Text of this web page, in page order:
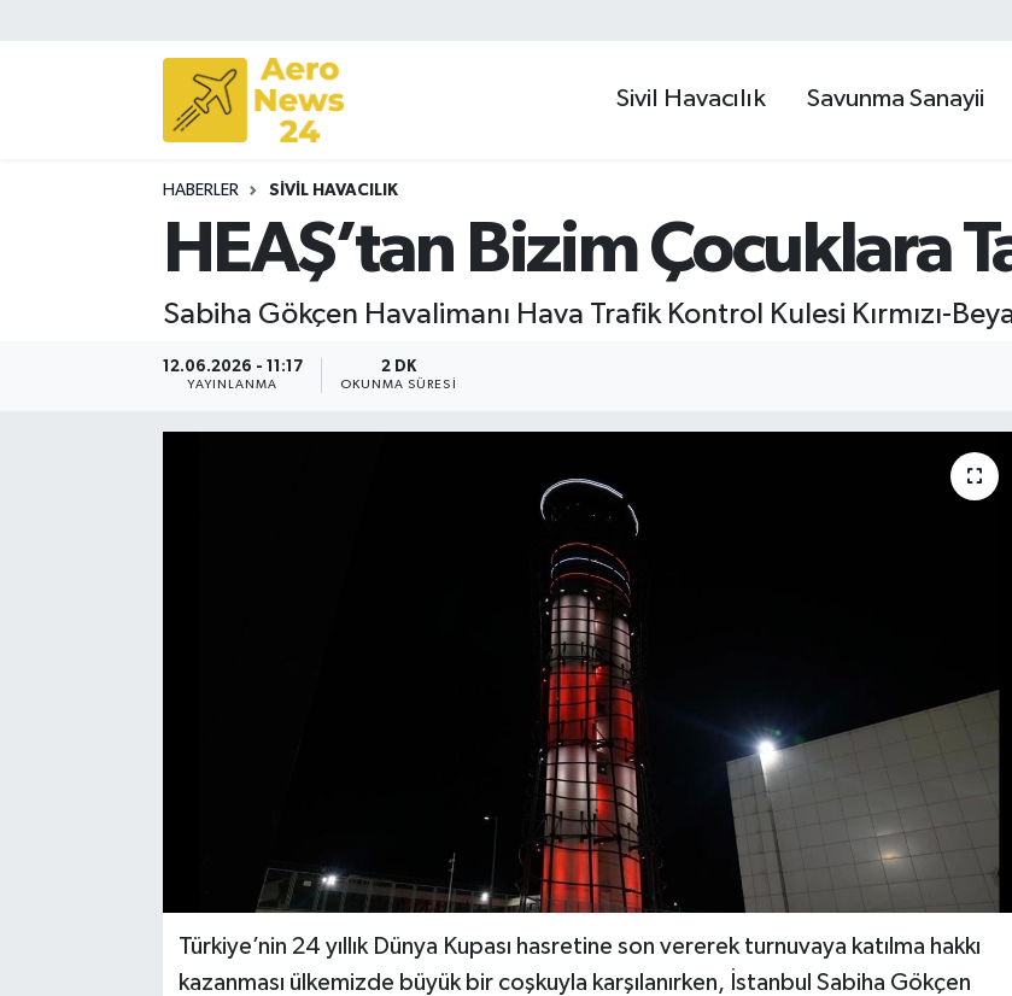
Sivil Havacılık Savunma Sanayii
HABERLER SIVIL HAVACILIK
HEAŞ’tan Bizim Çocuklara
Sabiha Gökçen Havalimanı Hava Trafik Kontrol Kulesi Kırmızı-
12.06.2026 - 11:17
YAYINLANMA
2 DK
OKUNMA SÜRESI
Türkiye’nin 24 yıllık Dünya Kupası hasretine son vererek turnuvaya katılma hakkı
kazanması ülkemizde büyük bir coşkuyla karşılanırken, İstanbul Sabiha Gökçen
Sivil Havacılık